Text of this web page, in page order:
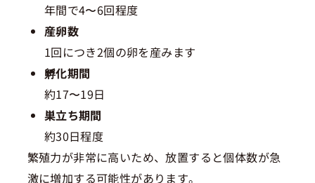
年間で4〜6回程度
産卵数
1回につき2個の卵を産みます
孵化期間
約17〜19日
巣立ち期間
約30日程度
繁殖力が非常に高いため、放置すると個体数が急
激に増加する可能性があります。